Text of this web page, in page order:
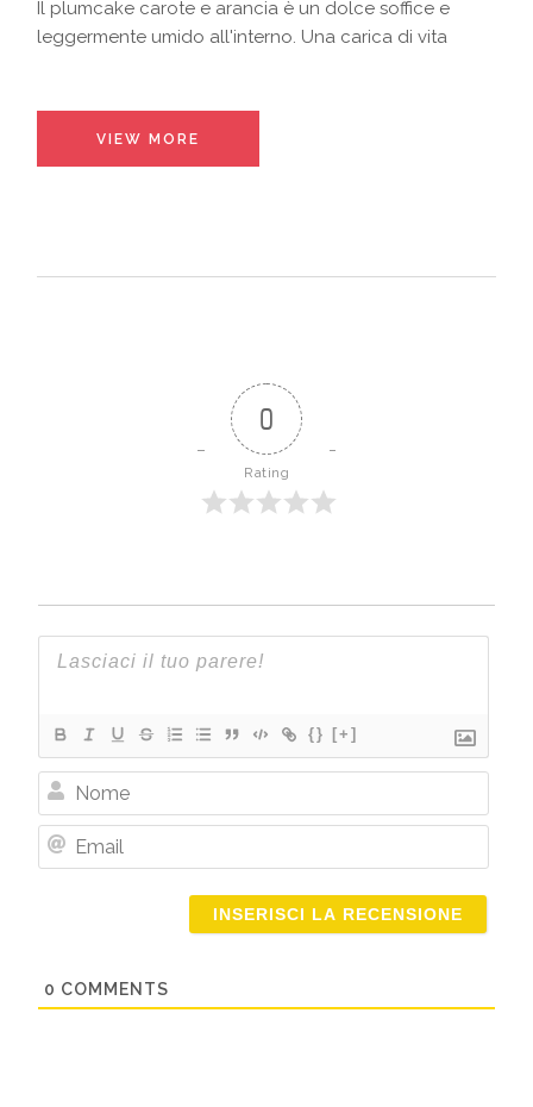
Il plumcake carote e arancia è un dolce soffice e
leggermente umido all'interno. Una carica di vita
VIEW MORE
0
Rating
{} [+]
Nome
0 COMMENTS